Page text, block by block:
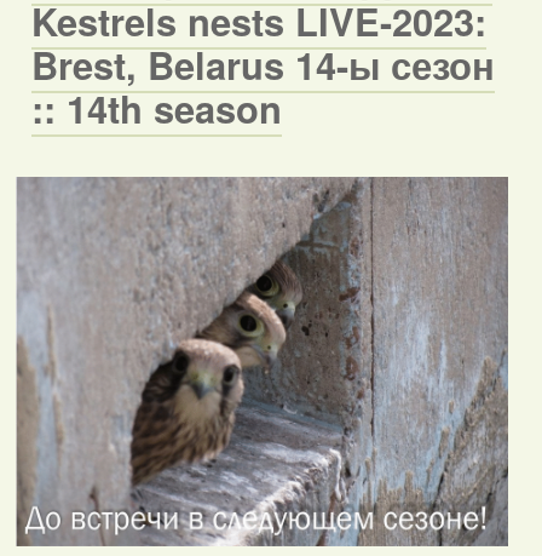
Kestrels nests LIVE-2023:
Brest, Belarus 14-ы сезон
:: 14th season